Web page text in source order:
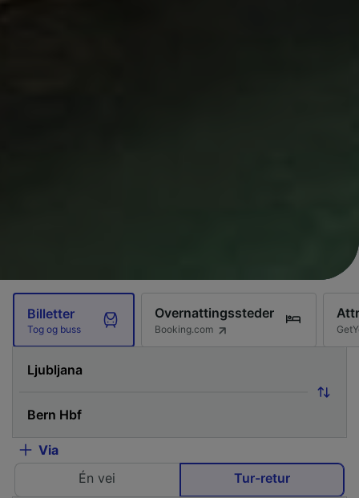
Billetter
Tog og buss
Overnattingssteder
Booking.com
Via
Én vei
Tur-retur